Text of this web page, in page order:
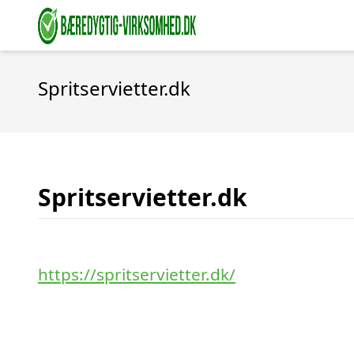
Spritservietter.dk
Spritservietter.dk
https://spritservietter.dk/